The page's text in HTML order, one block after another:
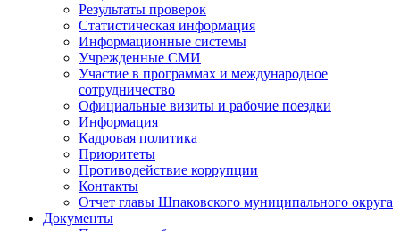
Результаты проверок
Статистическая информация
Информационные системы
Учрежденные СМИ
Участие в программах и международное
сотрудничество
Официальные визиты и рабочие поездки
Информация
Кадровая политика
Приоритеты
Противодействие коррупции
Контакты
Отчет главы Шпаковского муниципального округа
Документы